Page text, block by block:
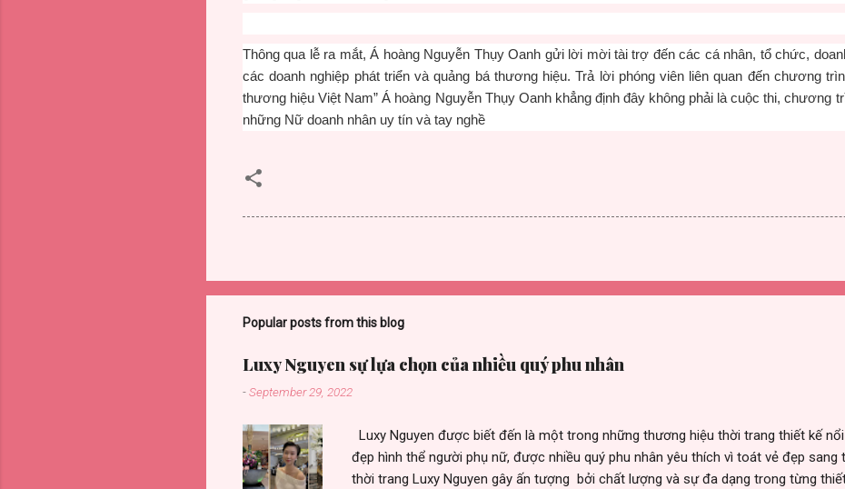
Thông qua lễ ra mắt, Á hoàng Nguyễn Thụy Oanh gửi lời mời tài trợ đến các cá nhân, tổ chức,
các doanh nghiệp phát triển và quảng bá thương hiệu. Trả lời phóng viên liên quan đến chương
thương hiệu Việt Nam” Á hoàng Nguyễn Thụy Oanh khẳng định đây không phải là cuộc thi, chương
những Nữ doanh nhân uy tín và tay nghề
Popular posts from this blog
Luxy Nguyen sự lựa chọn của nhiều quý phu nhân
-September 29, 2022
Luxy Nguyen được biết đến là một trong những thương hiệu thời trang thiết kế
đẹp hình thể người phụ nữ, được nhiều quý phu nhân yêu thích vì toát vẻ đẹp sang
thời trang Luxy Nguyen gây ấn tượng bởi chất lượng và sự đa dạng trong từng